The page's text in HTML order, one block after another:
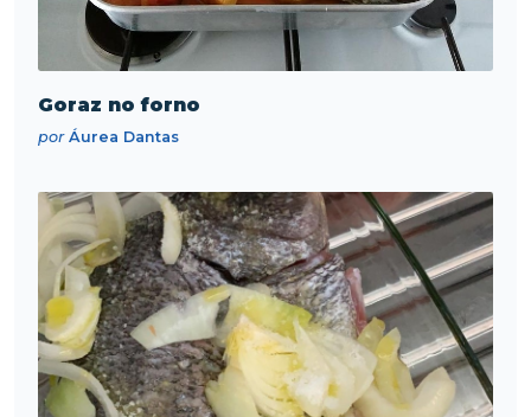
Goraz no forno
porÁurea Dantas